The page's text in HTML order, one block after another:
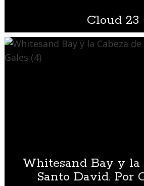
Cloud 23
Whitesand Bay y la
Santo David. Por